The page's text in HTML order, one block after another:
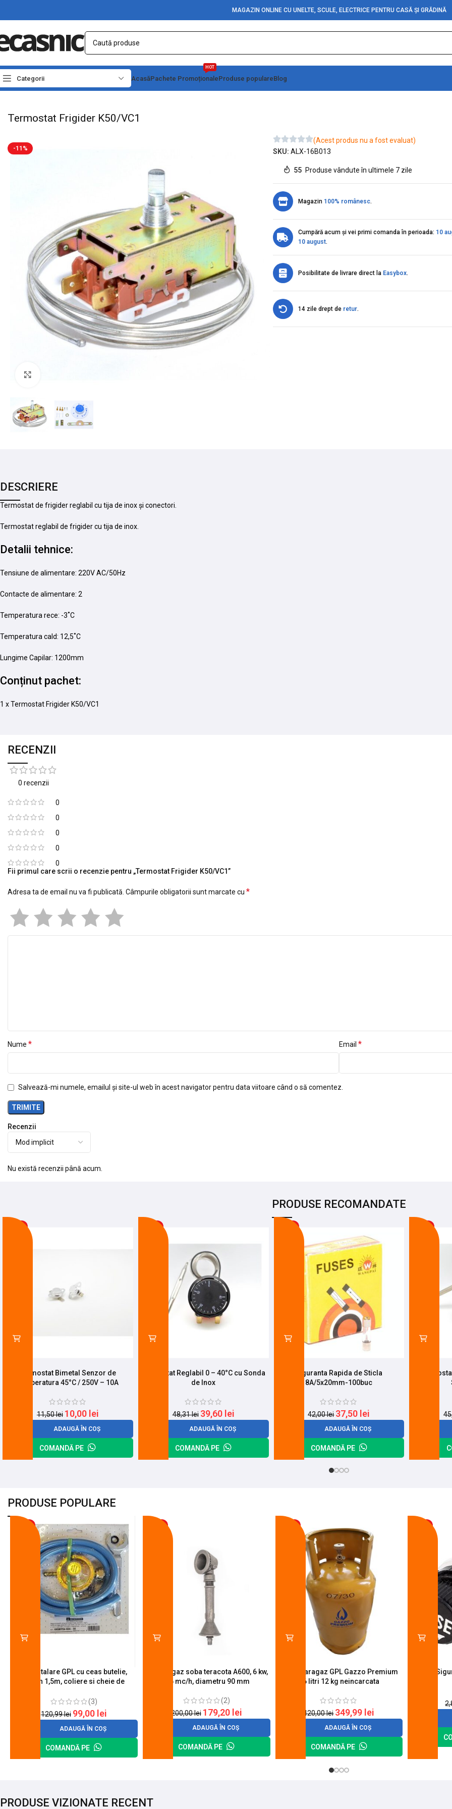
MAGAZIN ONLINE CU UNELTE, SCULE, ELECTRICE PENTRU CASĂ ȘI GRĂDINĂ
Categorii AcasăPachete Promoționale
HOT
Produse populareBlog
Prima pagină Electrice Termostate & Protectii
Termostat Frigider K50/VC1
-11%
(Acest produs nu a fost evaluat)
SKU: ALX-16B013
55 Produse vândute în ultimele 7 zile
Magazin 100% românesc.
Cumpără acum și vei primi comanda în perioada: 10
10 august.
Posibilitate de livrare direct la Easybox.
14 zile drept de retur.
DESCRIERE
Termostat de frigider reglabil cu tija de inox și conectori.
Termostat reglabil de frigider cu tija de inox.
Detalii tehnice:
Tensiune de alimentare: 220V AC/50Hz
Contacte de alimentare: 2
Temperatura rece: -3˚C
Temperatura cald: 12,5˚C
Lungime Capilar: 1200mm
Conținut pachet:
1 x Termostat Frigider K50/VC1
RECENZII
0 recenzii
0
0
0
0
0
Recenzii
Nu există recenzii până acum.
Fii primul care scrii o recenzie pentru „Termostat Frigider K50/VC1”
Adresa ta de email nu va fi publicată. Câmpurile obligatorii sunt marcate cu *
Nume * Email *
Salvează-mi numele, emailul și site-ul web în acest navigator pentru data viitoare când o să comentez.
PRODUSE RECOMANDATE
Termostat Bimetal Senzor de
Temperatura 45°C / 250V – 10A
11,50lei 10,00 lei
ADAUGĂ ÎN COȘ
COMANDĂ PE
Termostat Reglabil 0 – 40°C cu Sonda
de Inox
48,31lei 39,60 lei
ADAUGĂ ÎN COȘ
COMANDĂ PE
Siguranta Rapida de Sticla
8A/5x20mm-100buc
42,00lei 37,50 lei
ADAUGĂ ÎN COȘ
COMANDĂ PE
PRODUSE POPULARE
Kit instalare GPL cu ceas butelie,
furtun 1,5m, coliere si cheie de
(3)
120,99lei 99,00 lei
ADAUGĂ ÎN COȘ
COMANDĂ PE
Arzator gaz soba teracota A600, 6 kw,
0.6 mc/h, diametru 90 mm
(2)
200,00lei 179,20 lei
ADAUGĂ ÎN COȘ
COMANDĂ PE
Butelie aragaz GPL Gazzo Premium
26 litri 12 kg neincarcata
420,00lei 349,99 lei
ADAUGĂ ÎN COȘ
COMANDĂ PE
Suport
PRODUSE VIZIONATE RECENT